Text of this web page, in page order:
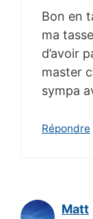
Bon en
ma
d’avoir
master
sympa
Répondre
Matt